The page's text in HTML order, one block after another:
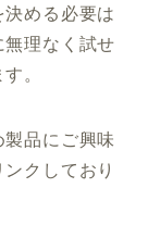
める必要は
理なく試せ
。
品にご興味
クしており